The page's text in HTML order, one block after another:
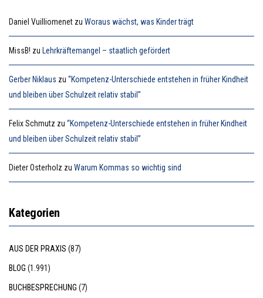
Daniel Vuilliomenet zu Woraus wächst, was Kinder trägt
MissB! zu Lehrkräftemangel – staatlich gefördert
Gerber Niklaus zu “Kompetenz-Unterschiede entstehen in früher Kindheit
und bleiben über Schulzeit relativ stabil”
Felix Schmutz zu “Kompetenz-Unterschiede entstehen in früher Kindheit
und bleiben über Schulzeit relativ stabil”
Dieter Osterholz zu Warum Kommas so wichtig sind
Kategorien
AUS DER PRAXIS (87)
BLOG (1.991)
BUCHBESPRECHUNG (7)